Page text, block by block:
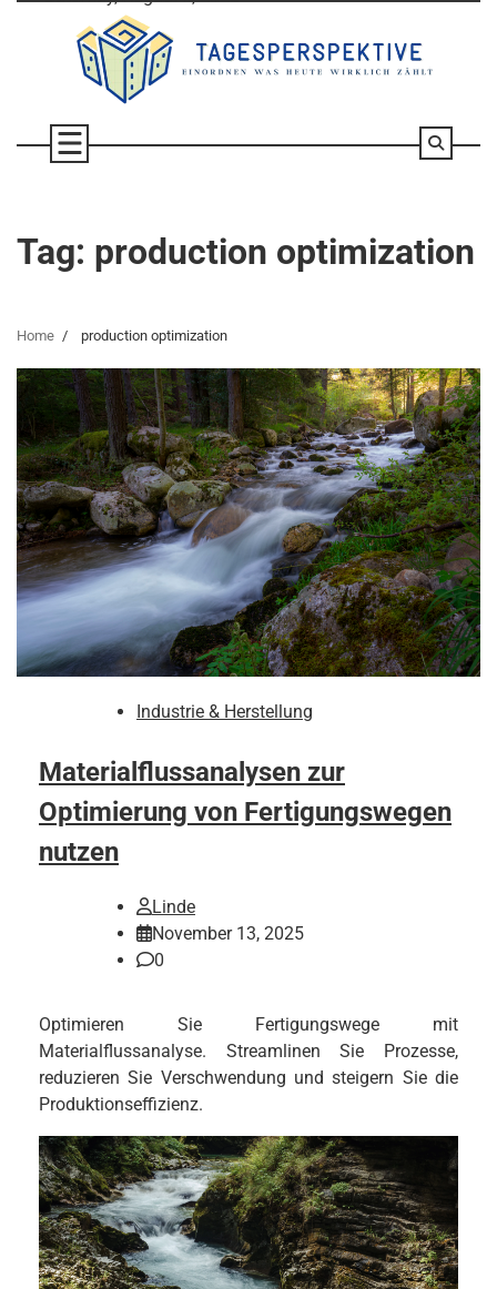
Tag: production optimization
Home production optimization
Industrie & Herstellung
Materialflussanalysen zur
Optimierung von Fertigungswegen
nutzen
Linde
November 13, 2025
0
Optimieren Sie Fertigungswege mit
Materialflussanalyse. Streamlinen Sie Prozesse,
reduzieren Sie Verschwendung und steigern Sie die
Produktionseffizienz.